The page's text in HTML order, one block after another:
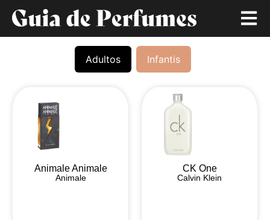
Adultos Infantis
Animale Animale
Animale
CK One
Calvin Klein